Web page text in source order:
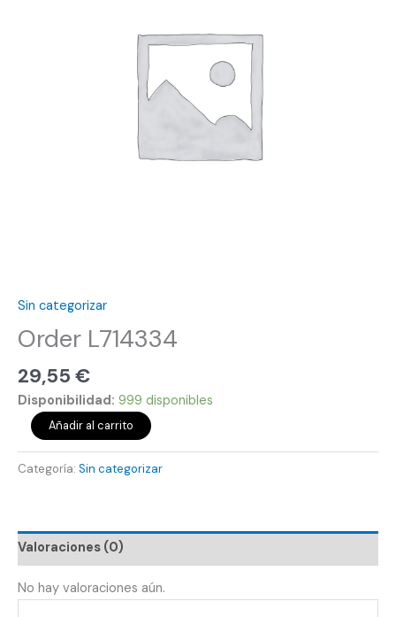
Sin categorizar
Order L714334
29,55 €
Disponibilidad: 999 disponibles
Añadir al carrito
Categoría: Sin categorizar
Valoraciones (0)
No hay valoraciones aún.